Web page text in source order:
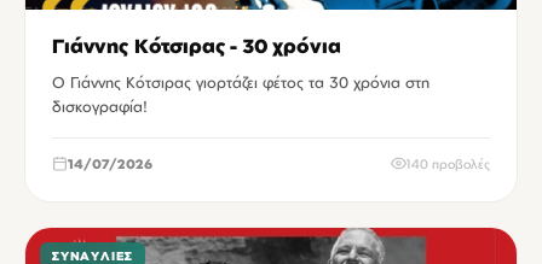
Γιάννης Κότσιρας - 30 χρόνια
Ο Γιάννης Κότσιρας γιορτάζει φέτος τα 30 χρόνια στη
δισκογραφία!
14/07/2026 140 προβολές
ΣΥΝΑΥΛΊΕΣ